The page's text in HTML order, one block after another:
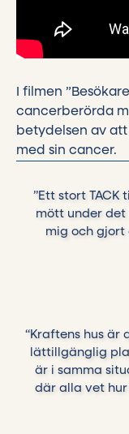
I filmen
cancerberörda
betydelsen av
med sin cancer.
”Ett stort TACK
mött under
mig och gjort
“Kraftens hus är
lättillgänglig
är i samma
där alla vet